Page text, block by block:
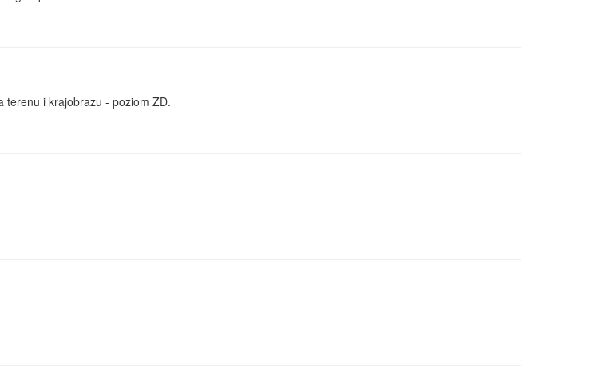
terenu i krajobrazu - poziom ZD.